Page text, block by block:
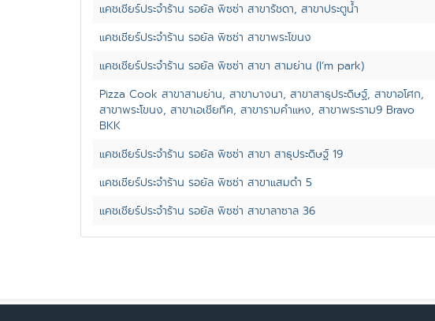
แคชเชียร์ประจำร้าน รอยัล พิซซ่า สาขารัชดา, สาขาประตูน้ำ
แคชเชียร์ประจำร้าน รอยัล พิซซ่า สาขาพระโขนง
แคชเชียร์ประจำร้าน รอยัล พิซซ่า สาขา สามย่าน (I’m park)
Pizza Cook สาขาสามย่าน, สาขาบางนา, สาขาสาธุประดิษฐ์, สาขาอโศก,
สาขาพระโขนง, สาขาเอเชียทิค, สาขารามคำแหง, สาขาพระราม9 Bravo
BKK
แคชเชียร์ประจำร้าน รอยัล พิซซ่า สาขา สาธุประดิษฐ์ 19
แคชเชียร์ประจำร้าน รอยัล พิซซ่า สาขาแสมดำ 5
แคชเชียร์ประจำร้าน รอยัล พิซซ่า สาขาลาซาล 36